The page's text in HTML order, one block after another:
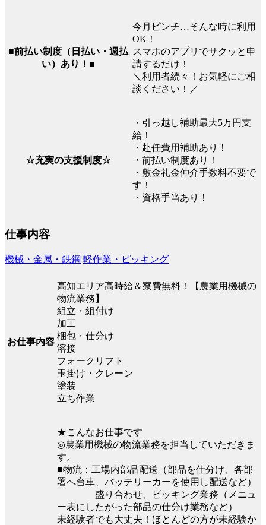
■前払い制度（日払い・週払
い）あり！■
今月ピンチ…そんな時に利用
OK！
スマホのアプリでサクッと申
請するだけ！
＼利用者続々！お気軽にご相
談ください！／
☆充実の支援制度☆
・引っ越し補助最大5万円支
給！
・赴任費用補助あり！
・前払い制度あり！
・敷金礼金仲介手数料不要で
す！
・資格手当あり！
仕事内容
機械・金属・鉄鋼 軽作業・ピッキング
お仕事内容
高知エリア高時給＆寮費無料！【農業用機械の
物流業務】
組立・組付け
加工
梱包・仕分け
溶接
フォークリフト
玉掛け・クレーン
塗装
立ち作業
★こんなお仕事です
◎農業用機械の物流業務を担当していただきま
す。
■物流：工場内部品配送（部品を仕分け、各部
署へ台車、バッテリーカーを使用し配送など）
盛り合わせ、ピッキング業務（メニュ
ー表にしたがった部品の仕分け業務など）
未経験者でも大丈夫！ほとんどの方が未経験か